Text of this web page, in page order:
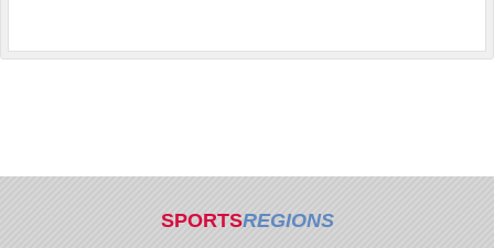
SPORTSREGIONS